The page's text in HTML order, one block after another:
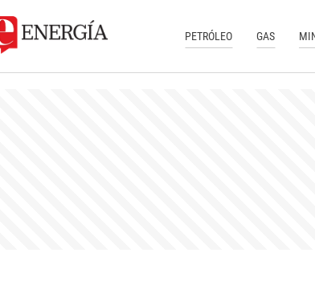
PETRÓLEO GAS